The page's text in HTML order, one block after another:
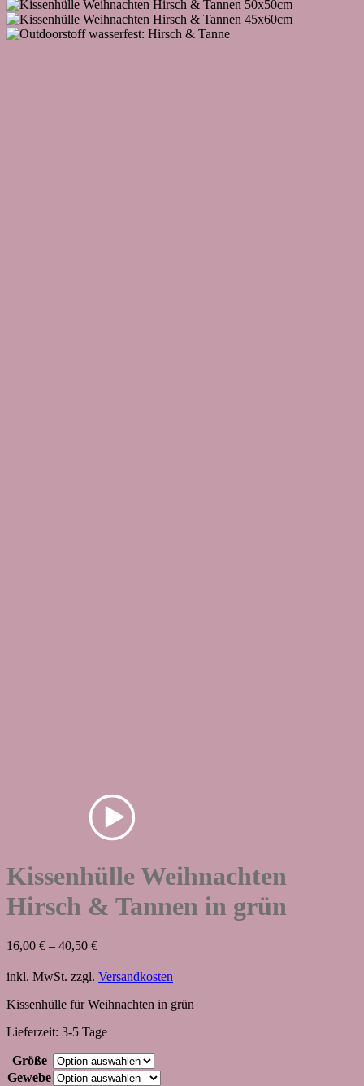
Kissenhülle Weihnachten
Hirsch & Tannen in grün
16,00 € – 40,50 €
inkl. MwSt. zzgl. Versandkosten
Kissenhülle für Weihnachten in grün
Lieferzeit: 3-5 Tage
Größe
Gewebe